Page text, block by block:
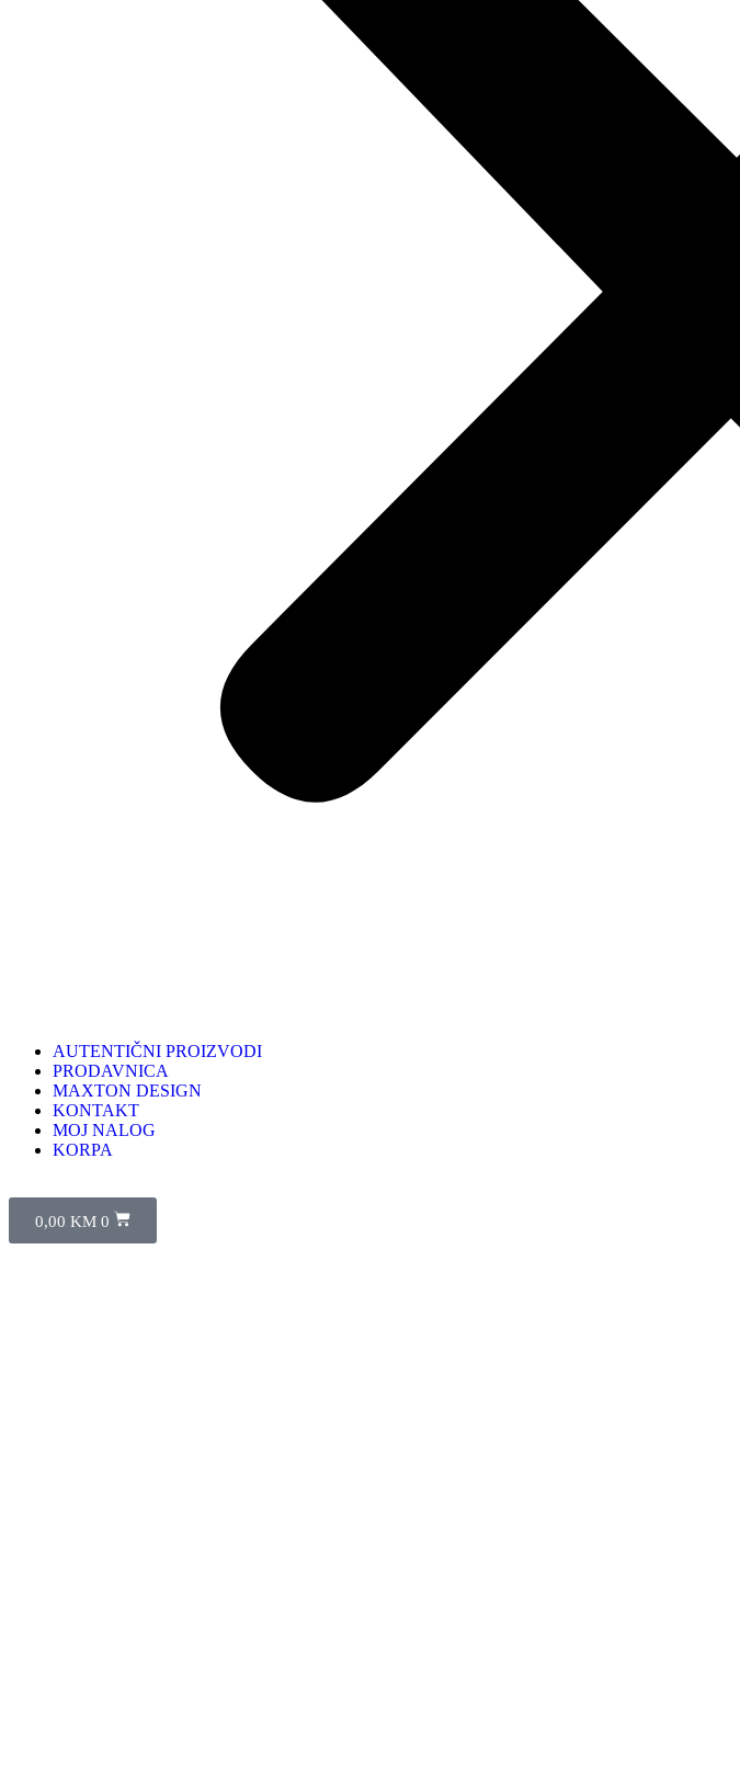
AUTENTIČNI PROIZVODI
PRODAVNICA
MAXTON DESIGN
KONTAKT
MOJ NALOG
KORPA
0,00 KM 0